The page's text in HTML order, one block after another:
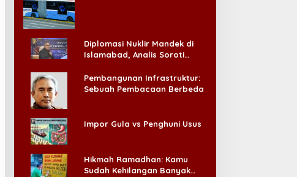
Diplomasi Nuklir Mandek di
Islamabad, Analis Soroti
Pembangunan Infrastruktur:
Sebuah Pembacaan Berbeda
Impor Gula vs Penghuni Usus
Hikmah Ramadhan: Kamu
Sudah Kehilangan Banyak